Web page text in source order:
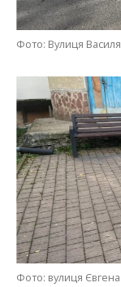
Фото: Вулиця Василя
Фото: вулиця